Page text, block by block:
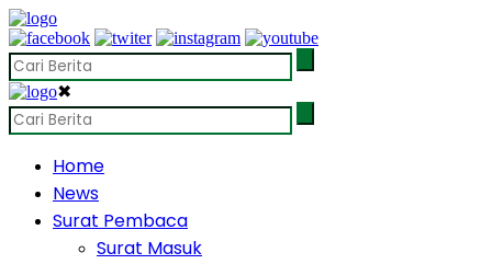
✖
Home
News
Surat Pembaca
Surat Masuk